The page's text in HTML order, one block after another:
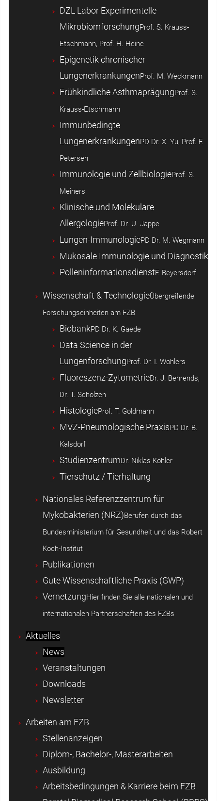
DZL Labor Experimentelle
MikrobiomforschungProf. S. Krauss-
Etschmann, Prof. H. Heine
Epigenetik chronischer
LungenerkrankungenProf. M. Weckmann
Frühkindliche AsthmaprägungProf. S.
Krauss-Etschmann
Immunbedingte
LungenerkrankungenPD Dr. X. Yu, Prof. F.
Petersen
Immunologie und ZellbiologieProf. S.
Meiners
Klinische und Molekulare
AllergologieProf. Dr. U. Jappe
Lungen-ImmunologiePD Dr. M. Wegmann
Mukosale Immunologie und Diagnostik
PolleninformationsdienstF. Beyersdorf
Wissenschaft & TechnologieÜbergreifende
Forschungseinheiten am FZB
BiobankPD Dr. K. Gaede
Data Science in der
LungenforschungProf. Dr. I. Wohlers
Fluoreszenz-ZytometrieDr. J. Behrends,
Dr. T. Scholzen
HistologieProf. T. Goldmann
MVZ-Pneumologische PraxisPD Dr. B.
Kalsdorf
StudienzentrumDr. Niklas Köhler
Tierschutz / Tierhaltung
Nationales Referenzzentrum für
Mykobakterien (NRZ)Berufen durch das
Bundesministerium für Gesundheit und das Robert
Koch-Institut
Publikationen
Gute Wissenschaftliche Praxis (GWP)
VernetzungHier finden Sie alle nationalen und
internationalen Partnerschaften des FZBs
Aktuelles
News
Veranstaltungen
Downloads
Newsletter
Arbeiten am FZB
Stellenanzeigen
Diplom-, Bachelor-, Masterarbeiten
Ausbildung
Arbeitsbedingungen & Karriere beim FZB